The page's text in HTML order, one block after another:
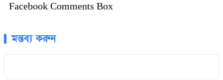
Facebook Comments Box
মন্তব্য করুন